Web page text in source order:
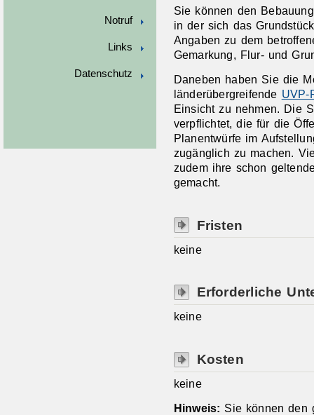
Notruf
Links
Datenschutz
Sie können den
in der sich das
Angaben zu dem
Gemarkung, Flur- und
Daneben haben Sie die
länderübergreifende UVP-
Einsicht zu nehmen. Die
verpflichtet, die für die
Planentwürfe im
zugänglich zu machen.
zudem ihre schon
gemacht.
Fristen
keine
Erforderliche
keine
Kosten
keine
Hinweis: Sie können den